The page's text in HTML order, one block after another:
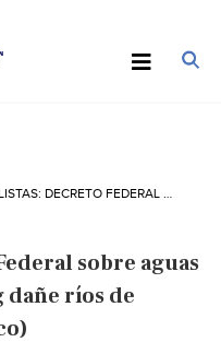
sobre aguas
ríos de